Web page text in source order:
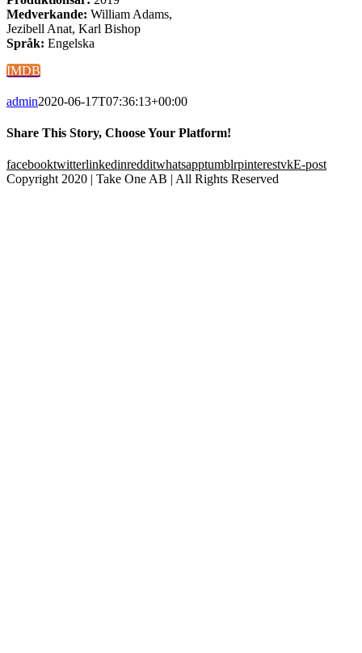
Medverkande: William Adams,
Jezibell Anat, Karl Bishop
Språk: Engelska
IMDB
admin2020-06-17T07:36:13+00:00
Share This Story, Choose Your Platform!
facebooktwitterlinkedinredditwhatsapptumblrpinterestvkE-post
Copyright 2020 | Take One AB | All Rights Reserved